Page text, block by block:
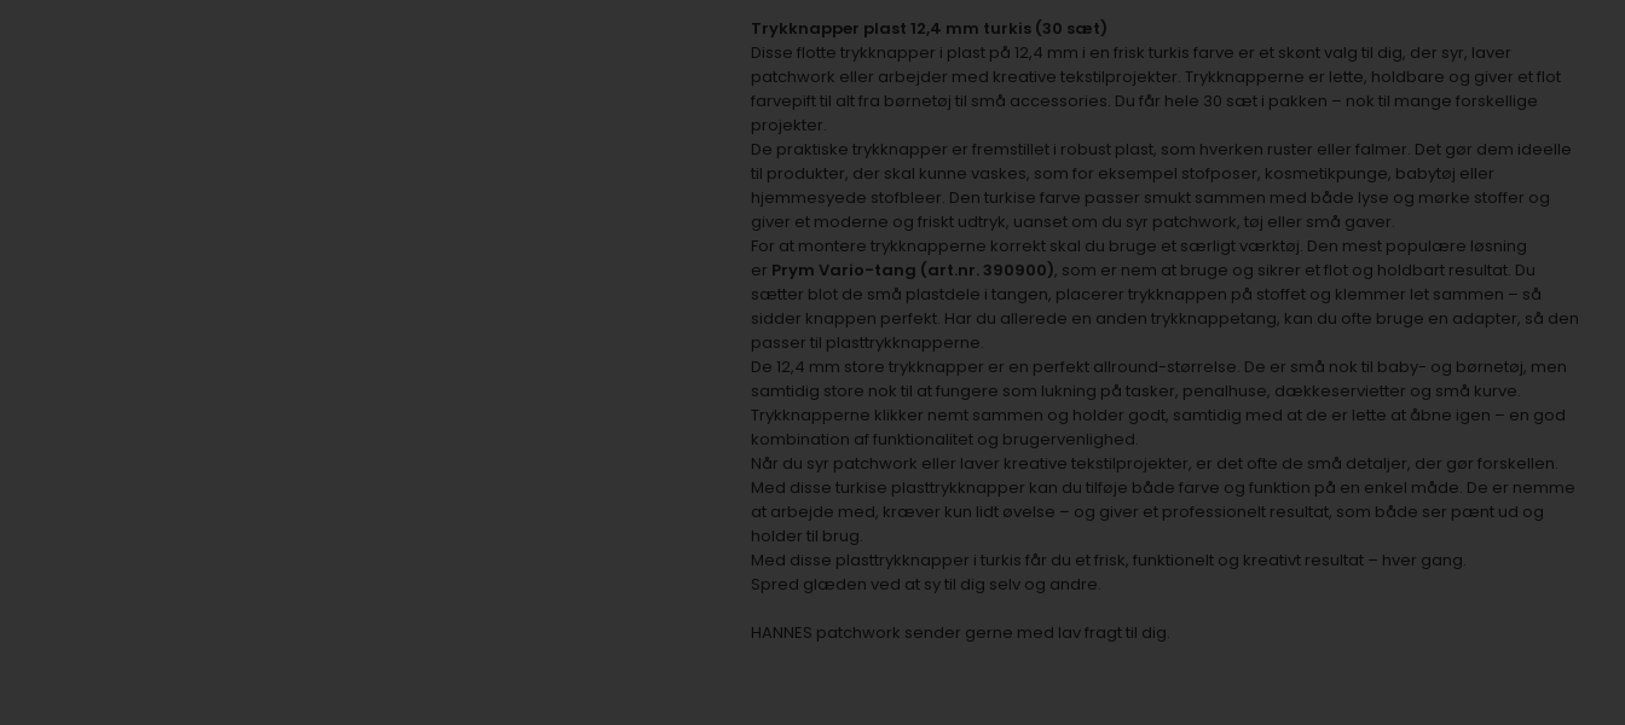
Trykknapper plast 12,4 mm turkis (30 sæt)
Disse flotte trykknapper i plast på 12,4 mm i en frisk turkis farve er et skønt valg til dig, der syr, laver
patchwork eller arbejder med kreative tekstilprojekter. Trykknapperne er lette, holdbare og giver et flot
farvepift til alt fra børnetøj til små accessories. Du får hele 30 sæt i pakken – nok til mange forskellige
projekter.
De praktiske trykknapper er fremstillet i robust plast, som hverken ruster eller falmer. Det gør dem ideelle
til produkter, der skal kunne vaskes, som for eksempel stofposer, kosmetikpunge, babytøj eller
hjemmesyede stofbleer. Den turkise farve passer smukt sammen med både lyse og mørke stoffer og
giver et moderne og friskt udtryk, uanset om du syr patchwork, tøj eller små gaver.
For at montere trykknapperne korrekt skal du bruge et særligt værktøj. Den mest populære løsning
er Prym Vario-tang (art.nr. 390900), som er nem at bruge og sikrer et flot og holdbart resultat. Du
sætter blot de små plastdele i tangen, placerer trykknappen på stoffet og klemmer let sammen – så
sidder knappen perfekt. Har du allerede en anden trykknappetang, kan du ofte bruge en adapter, så den
passer til plasttrykknapperne.
De 12,4 mm store trykknapper er en perfekt allround-størrelse. De er små nok til baby- og børnetøj, men
samtidig store nok til at fungere som lukning på tasker, penalhuse, dækkeservietter og små kurve.
Trykknapperne klikker nemt sammen og holder godt, samtidig med at de er lette at åbne igen – en god
kombination af funktionalitet og brugervenlighed.
Når du syr patchwork eller laver kreative tekstilprojekter, er det ofte de små detaljer, der gør forskellen.
Med disse turkise plasttrykknapper kan du tilføje både farve og funktion på en enkel måde. De er nemme
at arbejde med, kræver kun lidt øvelse – og giver et professionelt resultat, som både ser pænt ud og
holder til brug.
Med disse plasttrykknapper i turkis får du et frisk, funktionelt og kreativt resultat – hver gang.
Spred glæden ved at sy til dig selv og andre.
HANNES patchwork sender gerne med lav fragt til dig.